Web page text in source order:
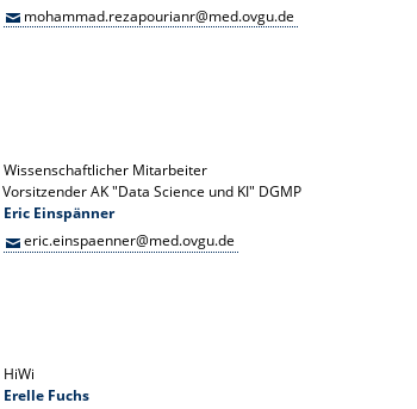
mohammad.rezapourianr@med.ovgu.de
Wissenschaftlicher Mitarbeiter
Vorsitzender AK "Data Science und KI" DGMP
Eric Einspänner
eric.einspaenner@med.ovgu.de
HiWi
Erelle Fuchs